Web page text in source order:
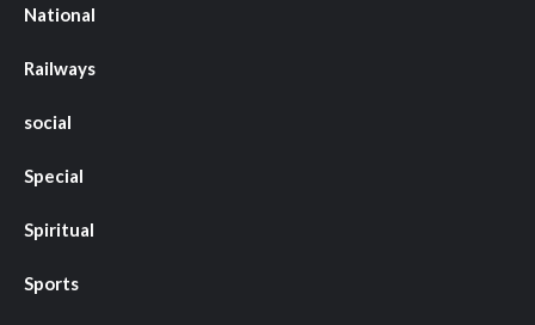
National
Railways
social
Special
Spiritual
Sports